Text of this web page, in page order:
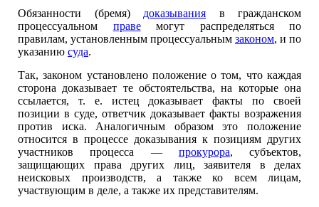
Обязанности (бремя) доказывания в гражданском
процессуальном правемогут распределяться по
правилам, установленным процессуальным законом, и по
указанию суда.
Так, законом установлено положение о том, что каждая
сторона доказывает те обстоятельства, на которые она
ссылается, т. е. истец доказывает факты по своей
позиции в суде, ответчик доказывает факты возражения
против иска. Аналогичным образом это положение
относится в процессе доказывания к позициям других
участников процесса — прокурора, субъектов,
защищающих права других лиц, заявителя в делах
неисковых производств, а также ко всем лицам,
участвующим в деле, а также их представителям.